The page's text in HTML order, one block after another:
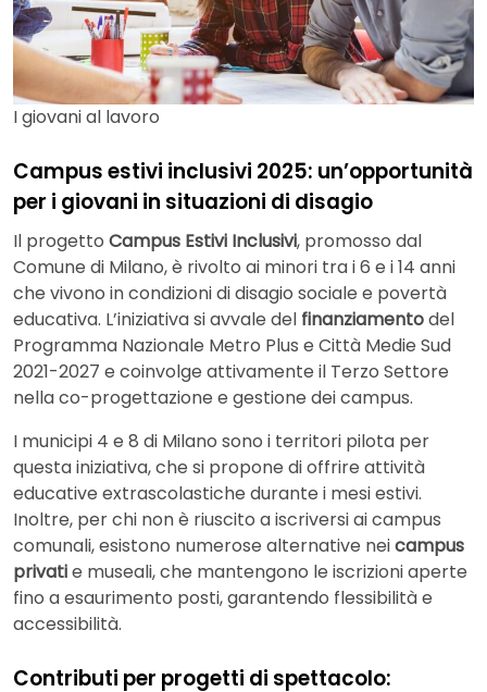
I giovani al lavoro
Campus estivi inclusivi 2025: un’opportunità
per i giovani in situazioni di disagio
Il progetto Campus Estivi Inclusivi, promosso dal
Comune di Milano, è rivolto ai minori tra i 6 e i 14 anni
che vivono in condizioni di disagio sociale e povertà
educativa. L’iniziativa si avvale del finanziamentodel
Programma Nazionale Metro Plus e Città Medie Sud
2021-2027 e coinvolge attivamente il Terzo Settore
nella co-progettazione e gestione dei campus.
I municipi 4 e 8 di Milano sono i territori pilota per
questa iniziativa, che si propone di offrire attività
educative extrascolastiche durante i mesi estivi.
Inoltre, per chi non è riuscito a iscriversi ai campus
comunali, esistono numerose alternative neicampus
privatie museali, che mantengono le iscrizioni aperte
fino a esaurimento posti, garantendo flessibilità e
accessibilità.
Contributi per progetti di spettacolo: